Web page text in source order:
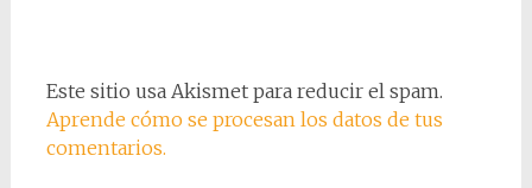
Este sitio usa Akismet para reducir el spam.
Aprende cómo se procesan los datos de tus
comentarios.